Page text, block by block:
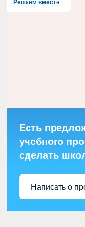
Решаем вместе
Есть
учебного
сделать
Написать о